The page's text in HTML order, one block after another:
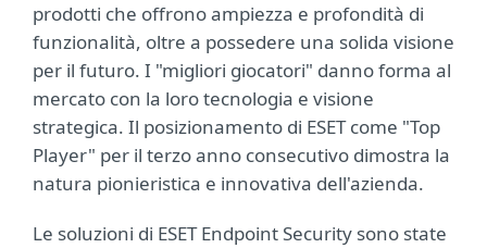
prodotti che offrono ampiezza e profondità di
funzionalità, oltre a possedere una solida visione
per il futuro. I "migliori giocatori" danno forma al
mercato con la loro tecnologia e visione
strategica. Il posizionamento di ESET come "Top
Player" per il terzo anno consecutivo dimostra la
natura pionieristica e innovativa dell'azienda.
Le soluzioni di ESET Endpoint Security sono state